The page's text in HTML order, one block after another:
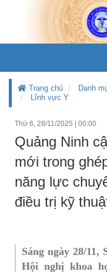
Trang chủ Danh
Lĩnh vực Y
Thứ 6, 28/11/2025 00:00
Quảng Ninh
mới trong
năng lực
điều trị kỹ
Sáng ngày 28/
Hội nghị khoa